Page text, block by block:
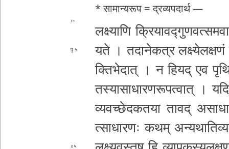
३५
* सा­मा­न्य­रू­प = द्र­व्य­प­दा­र्थ­ —
५
लक्ष्याणि
य­ते । त­दा­ने­क­त्र ल­क्ष्ये­ल­क्ष­णं
क्ति­भे­दा­त् । न हियद् एव
त­स्या­सा­धा­र­ण­रू­प­त्वा­त् । यदि
व्य­व­च्छे­द­क­त­या तावद् असा
त्सा­धा­र­णः कथम्
०५